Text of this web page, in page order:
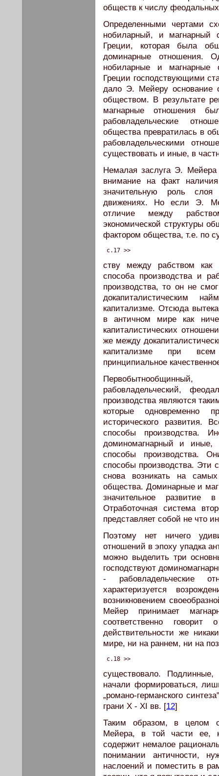
обществ к числу
Определенными чертами
нобиларный, и магнарный
Греции, которая была
доминарные отношения.
нобиларные и магнарные
Греции господствующими
дало Э. Мейеру основание
обществом. В результате
магнарные отношения
рабовладельческие
общества превратилась в
рабовладельческими
существовать и иные, в
Немалая заслуга Э.
внимание на факт
значительную роль
движениях. Но если Э.
отличие между
экономической структуры
фактором общества, т.е. по
c.17 >>
ству между рабством как
способа производства и
производства, то он не
докапиталистическим
капитализме. Отсюда
в античном мире как
капиталистических
же между
капитализме при
принципиальное
рабовладельческий,
производства являются
которые одновременно
исторического развития.
способы производства.
доминомагнарный и иные,
способы производства.
способы производства. Эти
снова возникать на
общества. Доминарные и
значительное
Отработочная система
представляет собой не что
Поэтому нет ничего
отношений в эпоху упадка
можно выделить три
господствуют
- рабовладельческие
характеризуется
возникновением
Мейер принимает
соответственно
действительности же
мире, ни на раннем, ни на
c.18 >>
существовало. Подлинные,
начали формироваться,
„романо-германского
грани X - XI вв. [12]
Таким образом, в целом
Мейера, в той части ее,
содержит немалое
понимании античности,
наслоений и поместить в